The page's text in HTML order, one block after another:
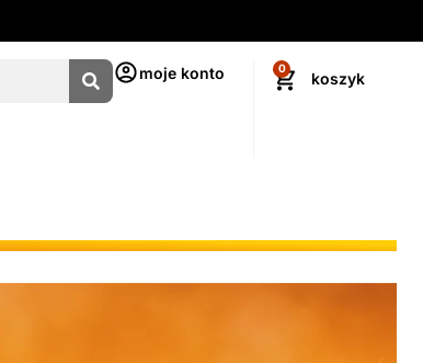
moje konto 0